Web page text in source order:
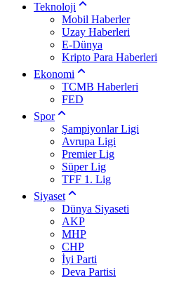
Teknoloji
Mobil Haberler
Uzay Haberleri
E-Dünya
Kripto Para Haberleri
Ekonomi
TCMB Haberleri
FED
Spor
Şampiyonlar Ligi
Avrupa Ligi
Premier Lig
Süper Lig
TFF 1. Lig
Siyaset
Dünya Siyaseti
AKP
MHP
CHP
İyi Parti
Deva Partisi